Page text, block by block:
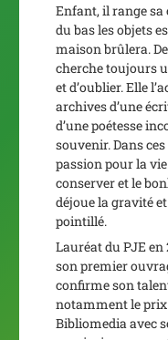
Enfant, il range
du bas les objets
maison brûlera.
cherche toujours
et d’oublier. Elle
archives d’une
d’une poétesse
souvenir. Dans
passion pour la
conserver et le
déjoue la gravité
pointillé.
Lauréat du PJE
son premier
confirme son
notamment le prix
Bibliomedia avec